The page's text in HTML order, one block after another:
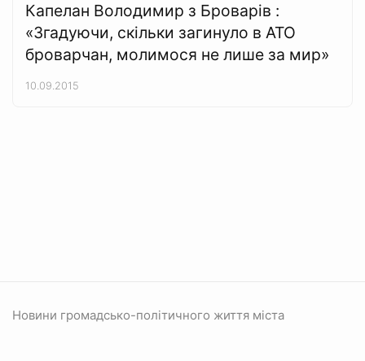
Капелан Володимир з Броварів :
«Згадуючи, скільки загинуло в АТО
броварчан, молимося не лише за мир»
10.09.2015
Новини громадсько-політичного життя міста